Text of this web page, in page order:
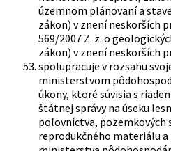
územnom plánovaní a
zákon) v znení neskorších
569/2007 Z. z. o
zákon) v znení neskorších
spolupracuje v rozsahu
ministerstvom
úkony, ktoré súvisia s
štátnej správy na úseku
poľovníctva, pozemkových
reprodukčného materiálu